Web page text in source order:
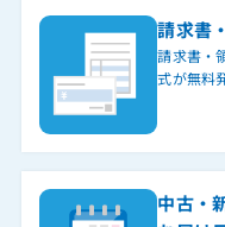
請求書
請求書・
式が無料
中古・